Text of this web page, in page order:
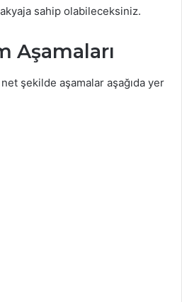
sahip olabileceksiniz.
Aşamaları
net şekilde aşamalar aşağıda yer